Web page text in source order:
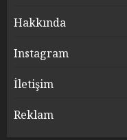
Hakkında
Instagram
İletişim
Reklam